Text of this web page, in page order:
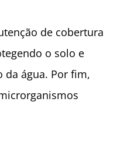
de cobertura
o solo e
água. Por fim,